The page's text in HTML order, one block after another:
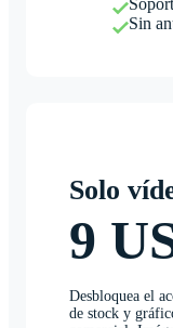
Sin
Solo
9
Desbloquea el
de stock y